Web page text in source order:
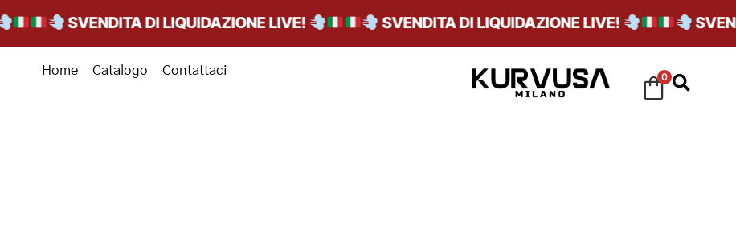
SVENDITA DI LIQUIDAZIONE LIVE! SVENDITA DI LIQUIDAZIONE LIVE!
Home Catalogo Contattaci 0